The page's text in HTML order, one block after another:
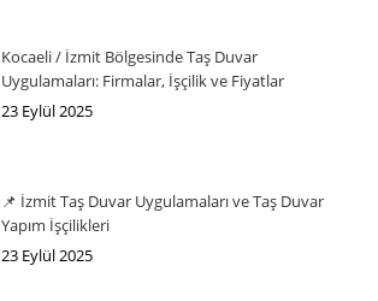
Kocaeli / İzmit Bölgesinde Taş Duvar
Uygulamaları: Firmalar, İşçilik ve Fiyatlar
23 Eylül 2025
📌 İzmit Taş Duvar Uygulamaları ve Taş Duvar
Yapım İşçilikleri
23 Eylül 2025